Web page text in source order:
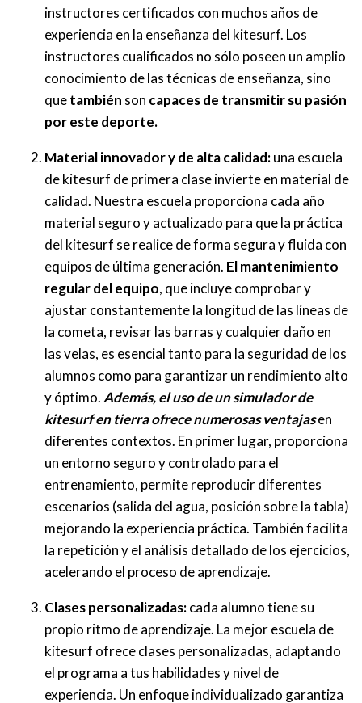
instructores certificados con muchos años de
experiencia en la enseñanza del kitesurf. Los
instructores cualificados no sólo poseen un amplio
conocimiento de las técnicas de enseñanza, sino
quetambién son capaces de transmitir su pasión
por este deporte.
Material innovador y de alta calidad:una escuela
de kitesurf de primera clase invierte en material de
calidad. Nuestra escuela proporciona cada año
material seguro y actualizado para que la práctica
del kitesurf se realice de forma segura y fluida con
equipos de última generación. El mantenimiento
regular del equipo, que incluye comprobar y
ajustar constantemente la longitud de las líneas de
la cometa, revisar las barras y cualquier daño en
las velas, es esencial tanto para la seguridad de los
alumnos como para garantizar un rendimiento alto
y óptimo. Además, el uso de un simulador de
kitesurf en tierra ofrece numerosas ventajasen
diferentes contextos. En primer lugar, proporciona
un entorno seguro y controlado para el
entrenamiento, permite reproducir diferentes
escenarios (salida del agua, posición sobre la tabla)
mejorando la experiencia práctica. También facilita
la repetición y el análisis detallado de los ejercicios,
acelerando el proceso de aprendizaje.
Clases personalizadas:cada alumno tiene su
propio ritmo de aprendizaje. La mejor escuela de
kitesurf ofrece clases personalizadas, adaptando
el programa a tus habilidades y nivel de
experiencia. Un enfoque individualizado garantiza